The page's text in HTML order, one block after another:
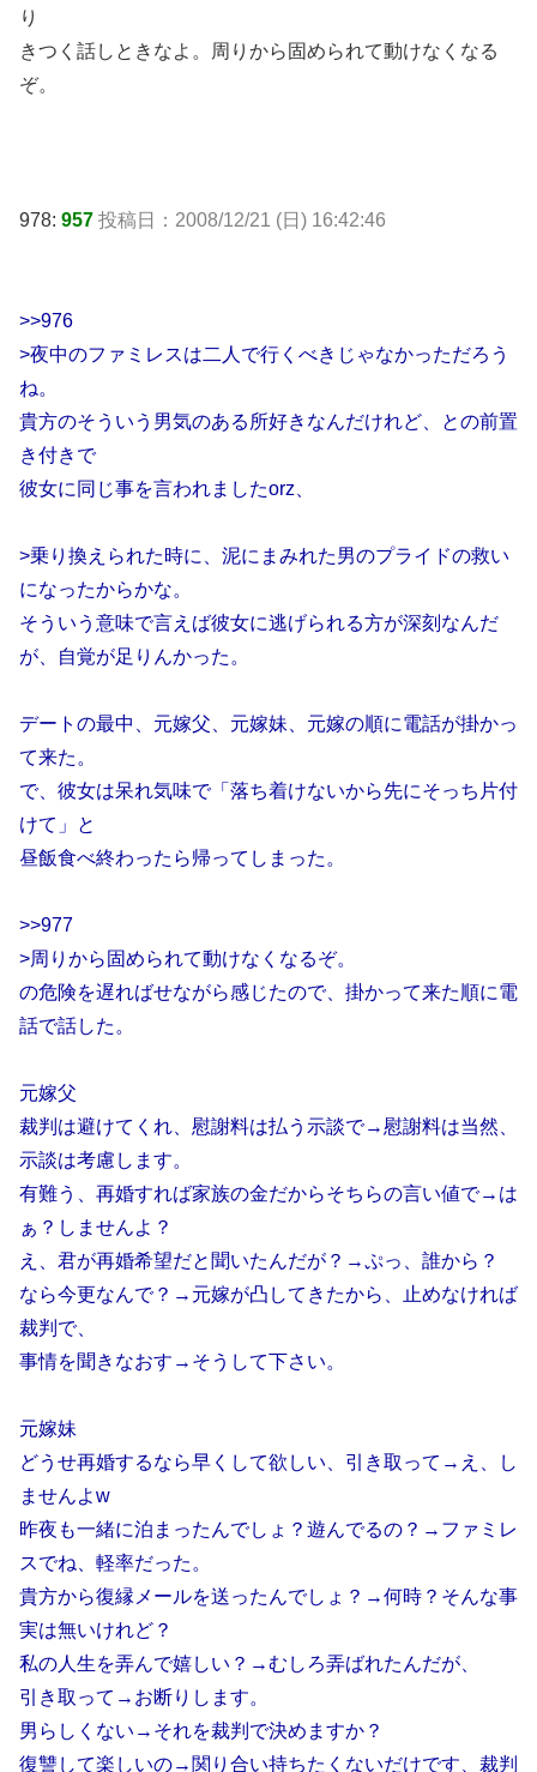
り
きつく話しときなよ。周りから固められて動けなくなる
ぞ。
978: 957 投稿日：2008/12/21 (日) 16:42:46
>>976
>夜中のファミレスは二人で行くべきじゃなかっただろう
ね。
貴方のそういう男気のある所好きなんだけれど、との前置
き付きで
彼女に同じ事を言われましたorz、
>乗り換えられた時に、泥にまみれた男のプライドの救い
になったからかな。
そういう意味で言えば彼女に逃げられる方が深刻なんだ
が、自覚が足りんかった。
デートの最中、元嫁父、元嫁妹、元嫁の順に電話が掛かっ
て来た。
で、彼女は呆れ気味で「落ち着けないから先にそっち片付
けて」と
昼飯食べ終わったら帰ってしまった。
>>977
>周りから固められて動けなくなるぞ。
の危険を遅ればせながら感じたので、掛かって来た順に電
話で話した。
元嫁父
裁判は避けてくれ、慰謝料は払う示談で→慰謝料は当然、
示談は考慮します。
有難う、再婚すれば家族の金だからそちらの言い値で→は
ぁ？しませんよ？
え、君が再婚希望だと聞いたんだが？→ぷっ、誰から？
なら今更なんで？→元嫁が凸してきたから、止めなければ
裁判で、
事情を聞きなおす→そうして下さい。
元嫁妹
どうせ再婚するなら早くして欲しい、引き取って→え、し
ませんよw
昨夜も一緒に泊まったんでしょ？遊んでるの？→ファミレ
スでね、軽率だった。
貴方から復縁メールを送ったんでしょ？→何時？そんな事
実は無いけれど？
私の人生を弄んで嬉しい？→むしろ弄ばれたんだが、
引き取って→お断りします。
男らしくない→それを裁判で決めますか？
復讐して楽しいの→関り合い持ちたくないだけです、裁判